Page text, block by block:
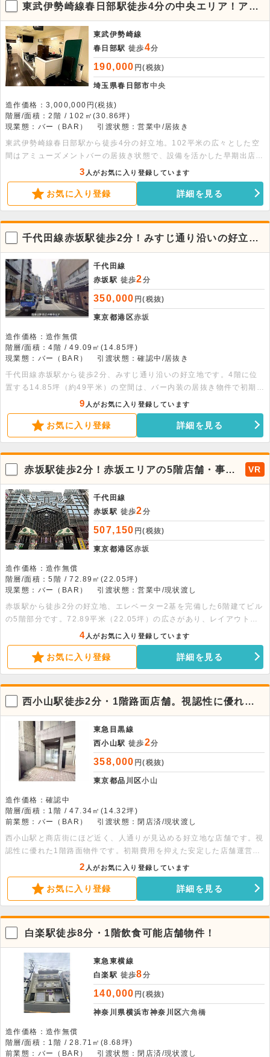
東武伊勢崎線春日部駅徒歩4分の中央エリア！アミ
ューズメントバー居抜き2階
東武伊勢崎線
春日部駅 徒歩4分
190,000 円(税抜)
埼玉県春日部市中央
造作価格：3,000,000円(税抜)
階層/面積：2階 / 102㎡(30.86坪)
現業態：バー（BAR）
引渡状態：営業中/居抜き
東武伊勢崎線春日部駅から徒歩4分の好立地。102平米の広々とした空
間はアミューズメントバーの居抜き状態で、設備を活かした早期出店が
可能です。20席の客席を備え、幅広い業態の相談も承ります。
3 人がお気に入り登録しています
お気に入り登録 詳細を見る
千代田線赤坂駅徒歩2分！みすじ通り沿いの好立
地、4階バー居抜き物件
千代田線
赤坂駅 徒歩2分
350,000 円(税抜)
東京都港区赤坂
造作価格：造作無償
階層/面積：4階 / 49.09㎡(14.85坪)
現業態：バー（BAR）
引渡状態：確認中/居抜き
千代田線赤坂駅から徒歩2分、みすじ通り沿いの好立地です。4階に位
置する14.85坪（約49平米）の空間は、バー内装の居抜き物件で初期費
用を抑えてスタートできます。幅広い業態に対応可能ですのでお気軽に
ご相談ください。
9 人がお気に入り登録しています
お気に入り登録 詳細を見る
赤坂駅徒歩2分！赤坂エリアの5階店舗・事務
所
VR
千代田線
赤坂駅 徒歩2分
507,150 円(税抜)
東京都港区赤坂
造作価格：造作無償
階層/面積：5階 / 72.89㎡(22.05坪)
現業態：バー（BAR）
引渡状態：営業中/現状渡し
赤坂駅から徒歩2分の好立地、エレベーター2基を完備した6階建てビル
の5階部分です。72.89平米（22.05坪）の広さがあり、レイアウトの
しやすい空間です。内装付きのリース店舗となります。詳細については
お問い合わせください。
4 人がお気に入り登録しています
お気に入り登録 詳細を見る
西小山駅徒歩2分・1階路面店舗。視認性に優れた
好条件の店舗物件
東急目黒線
西小山駅 徒歩2分
358,000 円(税抜)
東京都品川区小山
造作価格：確認中
階層/面積：1階 / 47.34㎡(14.32坪)
前業態：バー（BAR）
引渡状態：閉店済/現状渡し
西小山駅と商店街にほど近く、人通りが見込める好立地な店舗です。視
認性に優れた1階路面物件です。初期費用を抑えた安定した店舗運営が
可能です。幅広い業態をご相談ください。
2 人がお気に入り登録しています
お気に入り登録 詳細を見る
白楽駅徒歩8分・1階飲食可能店舗物件！
東急東横線
白楽駅 徒歩8分
140,000 円(税抜)
神奈川県横浜市神奈川区六角橋
造作価格：造作無償
階層/面積：1階 / 28.71㎡(8.68坪)
前業態：バー（BAR）
引渡状態：閉店済/現状渡し